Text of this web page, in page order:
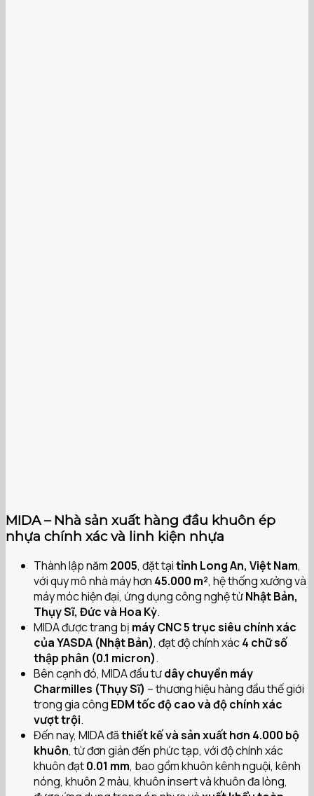
MIDA – Nhà sản xuất hàng đầu khuôn ép
nhựa chính xác và linh kiện nhựa
Thành lập năm 2005, đặt tạitỉnh Long An, Việt Nam,
với quy mô nhà máy hơn 45.000 m², hệ thống xưởng và
máy móc hiện đại, ứng dụng công nghệ từNhật Bản,
Thụy Sĩ, Đức và Hoa Kỳ.
MIDA được trang bị máy CNC 5 trục siêu chính xác
của YASDA (Nhật Bản), đạt độ chính xác4 chữ số
thập phân (0.1 micron).
Bên cạnh đó, MIDA đầu tưdây chuyền máy
Charmilles (Thụy Sĩ) – thương hiệu hàng đầu thế giới
trong gia công EDM tốc độ cao và độ chính xác
vượt trội.
Đến nay, MIDA đãthiết kế và sản xuất hơn 4.000 bộ
khuôn, từ đơn giản đến phức tạp, với độ chính xác
khuôn đạt0.01 mm, bao gồm khuôn kênh nguội, kênh
nóng, khuôn 2 màu, khuôn insert và khuôn đa lòng,